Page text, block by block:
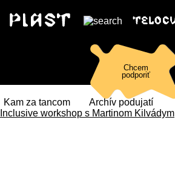
Chcem
podporiť
Kam za tancom Archív podujatí
Inclusive workshop s Martinom Kilvádym